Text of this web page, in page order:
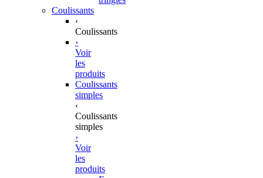
Coulissants
‹
Coulissants
›
Voir
les
produits
Coulissants
simples
‹
Coulissants
simples
›
Voir
les
produits